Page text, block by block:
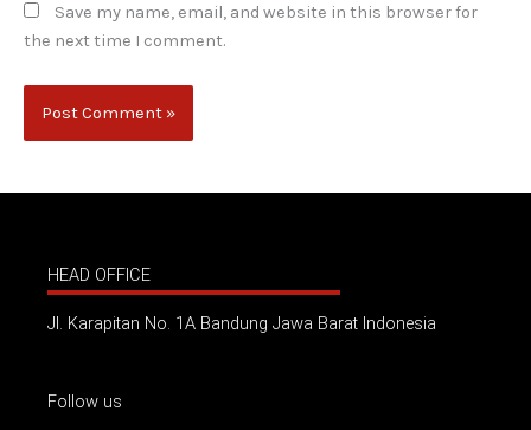
Save my name, email, and website in this browser for
the next time I comment.
HEAD OFFICE
Jl. Karapitan No. 1A Bandung Jawa Barat Indonesia
Follow us